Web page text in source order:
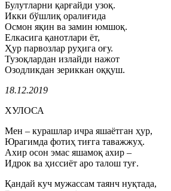
Булутларни қарғайди узоқ.
Икки бўшлиқ оралиғида
Осмон яқин ва замин юмшоқ.
Елкасига қанотлари ёт,
Ҳур парвозлар руҳига оғу.
Тузоқлардан излайди нажот
Озодликдан зериккан оққуш.
18.12.2019
ХУЛОСА
Мен – курашлар ичра яшаётган ҳур,
Юрагимда фотиҳ тиғга таважжуҳ.
Ахир осон эмас яшамоқ ахир –
Идрок ва ҳиссиёт аро талош туғ.
Қандай куч мужассам таянч нуқтада,